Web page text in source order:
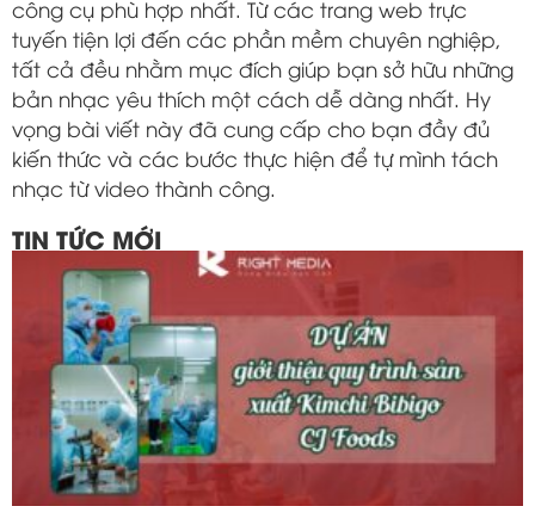
công cụ phù hợp nhất. Từ các trang web trực
tuyến tiện lợi đến các phần mềm chuyên nghiệp,
tất cả đều nhằm mục đích giúp bạn sở hữu những
bản nhạc yêu thích một cách dễ dàng nhất. Hy
vọng bài viết này đã cung cấp cho bạn đầy đủ
kiến thức và các bước thực hiện để tự mình tách
nhạc từ video thành công.
TIN TỨC MỚI